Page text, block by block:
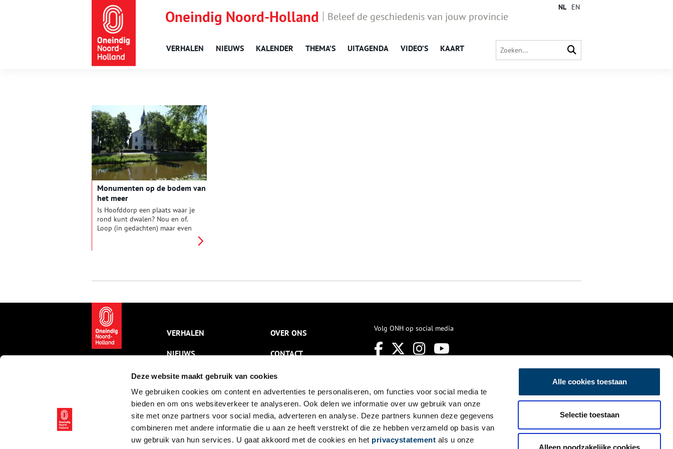
Deze website maakt gebruik van cookies
We gebruiken cookies om content en advertenties te personaliseren, om functies voor social media te
bieden en om ons websiteverkeer te analyseren. Ook delen we informatie over uw gebruik van onze
site met onze partners voor social media, adverteren en analyse. Deze partners kunnen deze gegevens
combineren met andere informatie die u aan ze heeft verstrekt of die ze hebben verzameld op basis van
uw gebruik van hun services. U gaat akkoord met de cookies en het privacystatement als u onze
Alle cookies toestaan
Selectie toestaan
Alleen noodzakelijke cookies
Oneindig Noord-Holland Beleef de geschiedenis van jouw provincie
VERHALEN NIEUWS KALENDER THEMA’S UITAGENDA VIDEO’S KAART
NL EN
Monumenten op de bodem van
het meer
Is Hoofddorp een plaats waar je
rond kunt dwalen? Nou en of.
Loop (in gedachten) maar even
pioniers een dorpje. Op het
Hoofddorp van nu met
monumentale panden.
VERHALEN
NIEUWS
KALENDER
THEMA’S
ACTIVITEITEN
VIDEO’S
OVER ONS
CONTACT
NIEUWSBRIEF
DISCLAIMER
PRIVACY
TOEGANKELIJKHEID
Volg ONH op social media